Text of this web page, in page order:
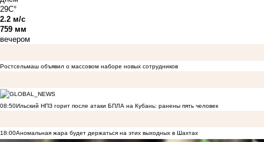
29C°
2.2 м/с
759 мм
вечером
Ростсельмаш объявил о массовом наборе новых сотрудников
08:50Ильский НПЗ горит после атаки БПЛА на Кубань: ранены пять человек
18:00Аномальная жара будет держаться на этих выходных в Шахтах